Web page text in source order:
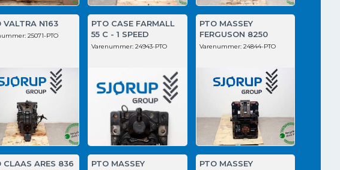
VALTRA N163
25071-PTO
PTO CASE FARMALL
55 C - 1 SPEED
Varenummer: 24943-PTO
PTO MASSEY
FERGUSON 8250
Varenummer: 24844-PTO
CLAAS ARES 836
PTO MASSEY
PTO MASSEY